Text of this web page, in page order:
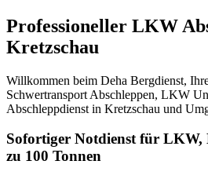
Professioneller LKW
Kretzschau
Willkommen beim Deha Bergdienst,
Schwertransport Abschleppen, LKW
Abschleppdienst in Kretzschau und
Sofortiger Notdienst für LKW,
zu 100 Tonnen